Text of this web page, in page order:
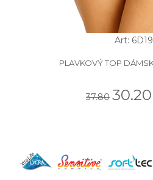
Art:
PLAVKOVÝ TOP
37.80